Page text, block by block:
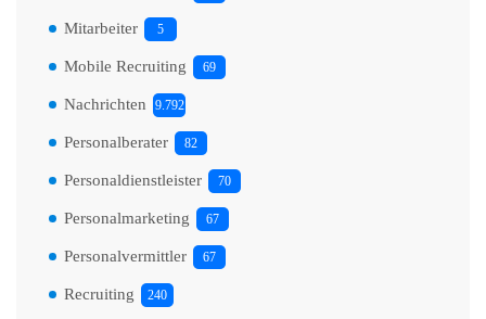
Mitarbeiter 5
Mobile Recruiting 69
Nachrichten 9.792
Personalberater 82
Personaldienstleister 70
Personalmarketing 67
Personalvermittler 67
Recruiting 240